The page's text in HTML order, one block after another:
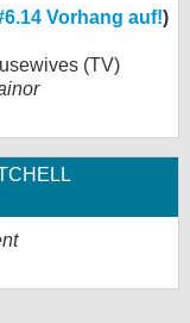
Vorhang auf!)
(TV)